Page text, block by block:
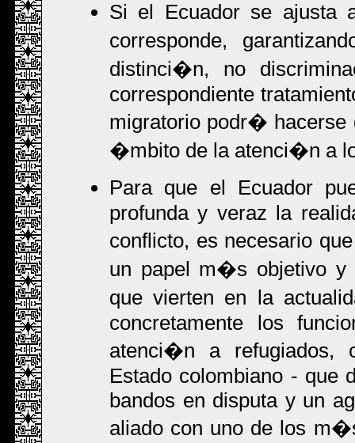
Si el Ecuador se ajusta
corresponde,
distinci�n, no
correspondiente
migratorio podr�
�mbito de la atenci�n a
Para que el Ecuador
profunda y veraz la
conflicto, es necesario
un papel m�s objetivo
que vierten en la
concretamente los
atenci�n a refugiados,
Estado colombiano - que
bandos en disputa y un
aliado con uno de los